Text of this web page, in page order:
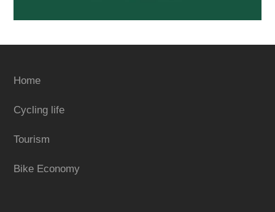
Home
Cycling life
Tourism
Bike Economy